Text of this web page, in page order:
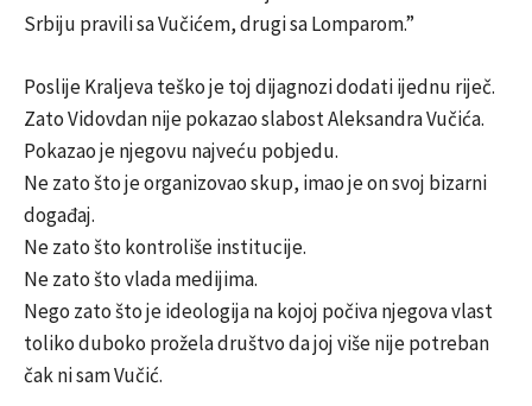
Srbiju pravili sa Vučićem, drugi sa Lomparom.”
Poslije Kraljeva teško je toj dijagnozi dodati ijednu riječ.
Zato Vidovdan nije pokazao slabost Aleksandra Vučića.
Pokazao je njegovu najveću pobjedu.
Ne zato što je organizovao skup, imao je on svoj bizarni
događaj.
Ne zato što kontroliše institucije.
Ne zato što vlada medijima.
Nego zato što je ideologija na kojoj počiva njegova vlast
toliko duboko prožela društvo da joj više nije potreban
čak ni sam Vučić.